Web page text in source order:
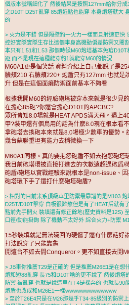
個版本號稱細化了 然後結果是按照127mm給你分
之D10T D25T亂穿 85炮近點也能穿 本身炮塔就大
的
> 火力是不錯 但是隔壁豹一火力一樣而且射速更快
控好實際實際生存比這個車身高機動偏差防禦又閹
本只有1.51和1.53 那個時候M60炮塔基本免疫
距 而不是現在這種能穿豹1就能穿M60的情況
M60A1更是個笑話 資料介紹上自己都說了是
臉頰210 右臉頰220+ 炮盾只有127mm 也就是
升 但是在這個面癱防禦面前基本不夠看
根據我開M60的經驗砲塔被穿本來就是很少見
在擔心85砲?你還會擔心D10T的APCBC?
眾所皆知8.0場就是HEAT APDS滿天飛。遇上
甲?裝甲還有個鳥用的話為什麼8.0現在根本看
拿砲塔去換砲本來就是8.0場極少數車的優勢。
幾台蘇聯重坦有能力去稍微換一下
M60A1同樣。真的要抱怨砲盾不如去抱怨砲塔
我目前砲塔環被直接打進去的次數遠超過砲盾/
砲盾/砲塔以實戰經驗來說根本是non-issue、
砲塔環下手了還打什麼砲塔砲盾?
> 相對的目前米系頂級車里防禦最靠譜的是M103
D25T/D10T擊穿 白板很難熬但是有了HEAT后就有
點前先手開火 裝填還有修正餘地(歷史資料是12S)
口徑/動能掛鉤 除了機動不太好外 綜合火力+防禦
15秒裝填就是無法碗回的硬傷了還有什麼話好
打法說穿了只能靠龜
開這台不如去開Conqueror。更不如直接去開
> JB車你推薦T29是正確的 但是推薦M26E1是在想
炮和短88亂穿 長75和D10T啥的更不說了 然後炮塔
防禦 被亂穿 也就是說這車在T4是裸奔的 也就長90
炮盾也改成和M26E1一樣wwwwwwwwwwwww
> 至於T26E4只是在M26那幾乎T34-85級別的防禦